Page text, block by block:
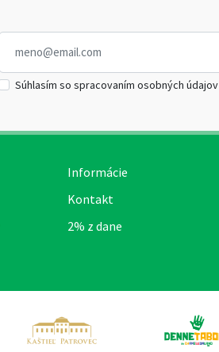
Súhlasím so spracovaním osobných údajov
Informácie
Kontakt
2% z dane